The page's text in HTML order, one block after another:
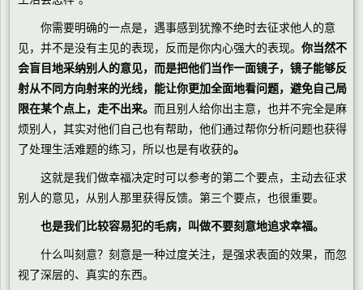
你需要明确的一点是，遇事感到犹豫不绝时去征求他人的意
见，并不是没有主见的表现，反而是你内心强大的表现。 你当然不
会盲目地采纳别人的意见，而是把他们当作一面镜子，镜子能够反
射从不同方向射来的光线，能让你更加全面地看问题，避免自己局
限在某个点上，走不出来。 而且别人给你出主意，也并不完全是麻
烦别人，其实对他们自己也有帮助，他们通过帮你分析问题也获得
了处理生活难题的练习，所以也是有收获的。
这就是我们做幸福决定时可以参考的第二个要点，主动去征求
别人的意见，从别人那里获得反馈。第三个要点，也很重要。
也是我们比较容易犯的毛病，叫做不要刻意地追求幸福。
什么叫刻意？刻意是一种过度关注，是强求表面的效果，而忽
视了深层的、真实的东西。